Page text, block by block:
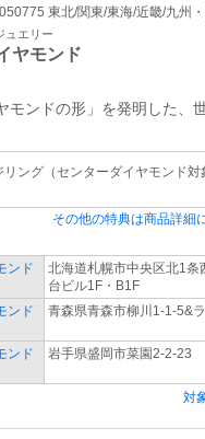
東北/関東/東海/近畿/九州
ュエリー
ヤモンド
モンドの形」を発明した、
リング（センターダイヤモンド対
その他の特典は商品詳細
ンド
北海道札幌市中央区北1条
台ビル1F・B1F
ンド
青森県青森市柳川1-1-5&
ンド
岩手県盛岡市菜園2-2-23
対